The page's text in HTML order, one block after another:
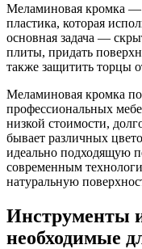
Меламиновая кромка —
пластика, которая
основная задача —
плиты, придать
также защитить торцы
Меламиновая кромка
профессиональных
низкой стоимости,
бывает различных
идеально подходящую
современным
натуральную
Инструменты
необходимые